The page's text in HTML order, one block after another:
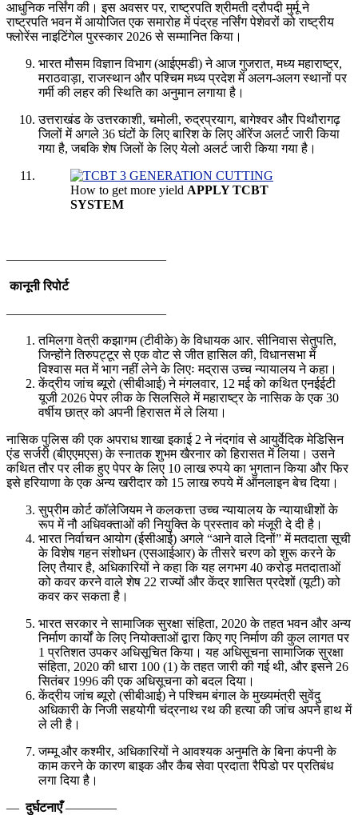
आधुनिक नर्सिंग की। इस अवसर पर, राष्ट्रपति श्रीमती द्रौपदी मुर्मू ने
राष्ट्रपति भवन में आयोजित एक समारोह में पंद्रह नर्सिंग पेशेवरों को राष्ट्रीय
फ्लोरेंस नाइटिंगेल पुरस्कार 2026 से सम्मानित किया।
भारत मौसम विज्ञान विभाग (आईएमडी) ने आज गुजरात, मध्य महाराष्ट्र,
मराठवाड़ा, राजस्थान और पश्चिम मध्य प्रदेश में अलग-अलग स्थानों पर
गर्मी की लहर की स्थिति का अनुमान लगाया है।
उत्तराखंड के उत्तरकाशी, चमोली, रुद्रप्रयाग, बागेश्वर और पिथौरागढ़
जिलों में अगले 36 घंटों के लिए बारिश के लिए ऑरेंज अलर्ट जारी किया
गया है, जबकि शेष जिलों के लिए येलो अलर्ट जारी किया गया है।
How to get more yield APPLY TCBT
SYSTEM
————————————–
कानूनी रिपोर्ट
————————————–
तमिलगा वेत्री कझागम (टीवीके) के विधायक आर. सीनिवास सेतुपति,
जिन्होंने तिरुपट्टूर से एक वोट से जीत हासिल की, विधानसभा में
विश्वास मत में भाग नहीं लेने के लिएः मद्रास उच्च न्यायालय ने कहा।
केंद्रीय जांच ब्यूरो (सीबीआई) ने मंगलवार, 12 मई को कथित एनईईटी
यूजी 2026 पेपर लीक के सिलसिले में महाराष्ट्र के नासिक के एक 30
वर्षीय छात्र को अपनी हिरासत में ले लिया।
नासिक पुलिस की एक अपराध शाखा इकाई 2 ने नंदगांव से आयुर्वेदिक मेडिसिन
एंड सर्जरी (बीएएमएस) के स्नातक शुभम खैरनार को हिरासत में लिया। उसने
कथित तौर पर लीक हुए पेपर के लिए 10 लाख रुपये का भुगतान किया और फिर
इसे हरियाणा के एक अन्य खरीदार को 15 लाख रुपये में ऑनलाइन बेच दिया।
सुप्रीम कोर्ट कॉलेजियम ने कलकत्ता उच्च न्यायालय के न्यायाधीशों के
रूप में नौ अधिवक्ताओं की नियुक्ति के प्रस्ताव को मंजूरी दे दी है।
भारत निर्वाचन आयोग (ईसीआई) अगले “आने वाले दिनों” में मतदाता सूची
के विशेष गहन संशोधन (एसआईआर) के तीसरे चरण को शुरू करने के
लिए तैयार है, अधिकारियों ने कहा कि यह लगभग 40 करोड़ मतदाताओं
को कवर करने वाले शेष 22 राज्यों और केंद्र शासित प्रदेशों (यूटी) को
कवर कर सकता है।
भारत सरकार ने सामाजिक सुरक्षा संहिता, 2020 के तहत भवन और अन्य
निर्माण कार्यों के लिए नियोक्ताओं द्वारा किए गए निर्माण की कुल लागत पर
1 प्रतिशत उपकर अधिसूचित किया। यह अधिसूचना सामाजिक सुरक्षा
संहिता, 2020 की धारा 100 (1) के तहत जारी की गई थी, और इसने 26
सितंबर 1996 की एक अधिसूचना को बदल दिया।
केंद्रीय जांच ब्यूरो (सीबीआई) ने पश्चिम बंगाल के मुख्यमंत्री सुवेंदु
अधिकारी के निजी सहयोगी चंद्रनाथ रथ की हत्या की जांच अपने हाथ में
ले ली है।
जम्मू और कश्मीर, अधिकारियों ने आवश्यक अनुमति के बिना कंपनी के
काम करने के कारण बाइक और कैब सेवा प्रदाता रैपिडो पर प्रतिबंध
लगा दिया है।
—दुर्घटनाएँ————